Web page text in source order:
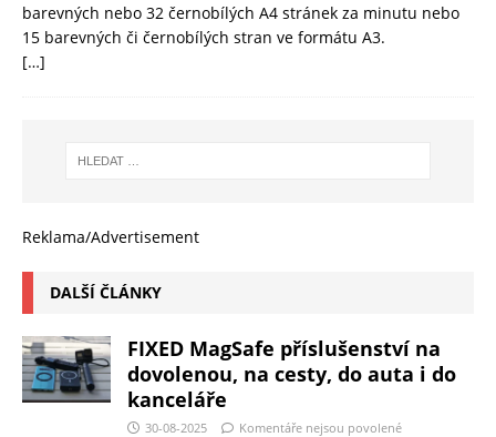
barevných nebo 32 černobílých A4 stránek za minutu nebo
15 barevných či černobílých stran ve formátu A3.
[…]
Reklama/Advertisement
DALŠÍ ČLÁNKY
FIXED MagSafe příslušenství na
dovolenou, na cesty, do auta i do
kanceláře
30-08-2025 Komentáře nejsou povolené